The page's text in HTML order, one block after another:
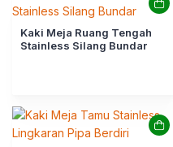
Kaki Meja Ruang Tengah
Stainless Silang Bundar